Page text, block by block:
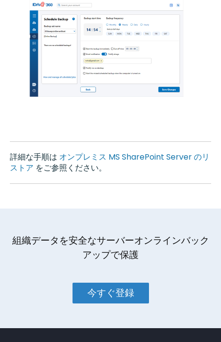
詳細な手順は オンプレミス MS SharePoint Server のリ
ストア をご参照ください。
組織データを安全なサーバーオンラインバック
アップで保護
今すぐ登録